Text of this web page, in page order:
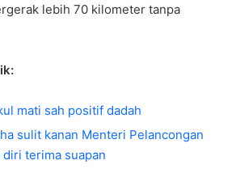
lebih 70 kilometer tanpa
mati sah positif dadah
sulit kanan Menteri Pelancongan
terima suapan